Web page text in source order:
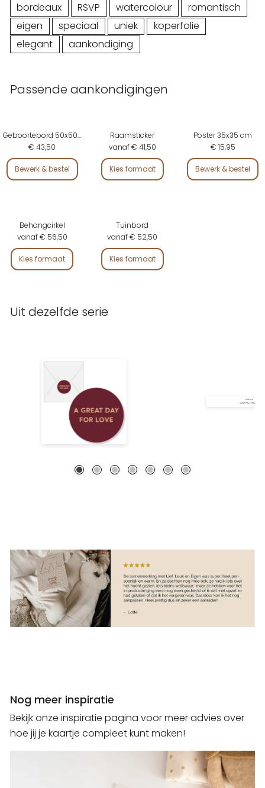
bordeaux
RSVP watercolour
romantisch
eigen
speciaal uniek
koperfolie
elegant
aankondiging
Passende aankondigingen
Geboortebord 50x50 cm
€ 43,50
Bewerk & bestel
Raamsticker
vanaf € 41,50
Kies formaat
Poster 35x35 cm
€ 15,95
Bewerk & bestel
Behangcirkel
vanaf € 56,50
Kies formaat
Tuinbord
vanaf € 52,50
Kies formaat
Uit dezelfde serie
Nog meer inspiratie
Bekijk onze inspiratie pagina voor meer advies over
hoe jij je kaartje compleet kunt maken!